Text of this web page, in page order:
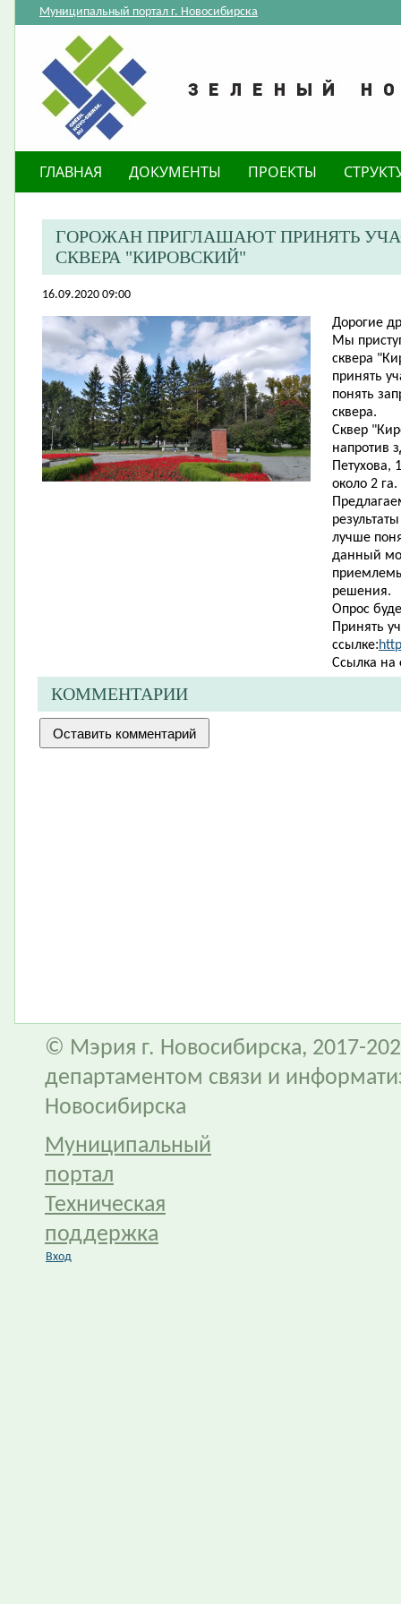
Муниципальный портал г. Новосибирска
ГЛАВНАЯ ДОКУМЕНТЫ ПРОЕКТЫ
​ГОРОЖАН ПРИГЛАШАЮТ ПРИНЯТЬ
СКВЕРА "КИРОВСКИЙ"
16.09.2020 09:00
Дорогие д
Мы
сквера
принять
понять
сквера.
Сквер
напротив
Петухова,
около 2 га.
лучше
данный
решения.
Опрос
Принять
ссылке:
Ссылка на
КОММЕНТАРИИ
© Мэрия г. Новосибирска, 2017-
департаментом связи и
Новосибирска
Муниципальный
портал
Техническая
поддержка
Вход